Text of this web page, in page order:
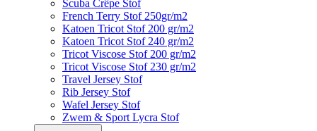
Scuba Crêpe Stof
French Terry Stof 250gr/m2
Katoen Tricot Stof 200 gr/m2
Katoen Tricot Stof 240 gr/m2
Tricot Viscose Stof 200 gr/m2
Tricot Viscose Stof 230 gr/m2
Travel Jersey Stof
Rib Jersey Stof
Wafel Jersey Stof
Zwem & Sport Lycra Stof